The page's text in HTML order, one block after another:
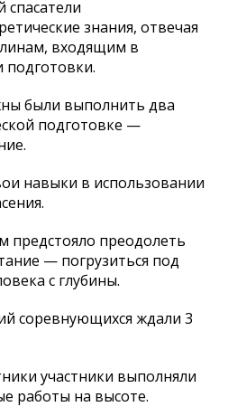
спасатели
знания, отвечая
входящим в
подготовки.
были выполнить два
подготовке —
навыки в использовании
предстояло преодолеть
— погрузиться под
с глубины.
соревнующихся ждали 3
участники выполняли
работы на высоте.